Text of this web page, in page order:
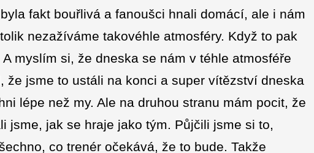
fakt bouřlivá a fanoušci hnali domácí, ale i nám
nezažíváme takovéhle atmosféry. Když to pak
myslím si, že dneska se nám v téhle atmosféře
že jsme to ustáli na konci a super vítězství dneska
lépe než my. Ale na druhou stranu mám pocit, že
jsme, jak se hraje jako tým. Půjčili jsme si to,
co trenér očekává, že to bude. Takže